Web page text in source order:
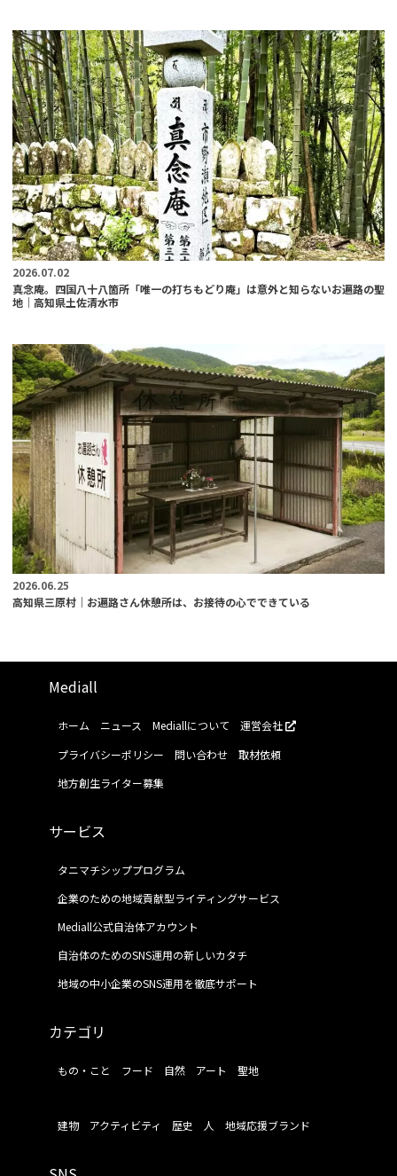
2026.07.02
真念庵。四国八十八箇所「唯一の打ちもどり庵」は意外と知らないお遍路の聖
地｜高知県土佐清水市
2026.06.25
高知県三原村｜お遍路さん休憩所は、お接待の心でできている
Mediall
ホーム ニュース Mediallについて
運営会社
プライバシーポリシー
問い合わせ
取材依頼
地方創生ライター募集
サービス
タニマチシッププログラム
企業のための地域貢献型ライティングサービス
Mediall公式自治体アカウント
自治体のためのSNS運用の新しいカタチ
地域の中小企業のSNS運用を徹底サポート
カテゴリ
もの・こと フード 自然 アート 聖地
建物 アクティビティ 歴史 人 地域応援ブランド